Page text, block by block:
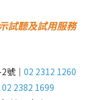
試聽及試用服務
號｜ 02 2312 1260
02 2382 1699